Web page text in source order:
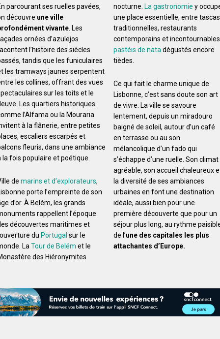
parcourant ses ruelles pavées,
découvre une ville
vivante . Les
ornées d’azulejos
l’histoire des siècles
tandis que les funiculaires
les tramways jaunes serpentent
les collines, offrant des vues
sur les toits et le
Les quartiers historiques
l’Alfama ou la Mouraria
à la flânerie, entre petites
escaliers escarpés et
fleuris, dans une ambiance
la fois populaire et poétique.
de marins et d’explorateurs,
porte l’empreinte de son
d’or. À Belém, les grands
rappellent l’époque
découvertes maritimes et
du Portugal sur le
La Tour de Belém et le
des Hiéronymites
nocturne. La gastronomie y
une place essentielle, entre tascas
traditionnelles, restaurants
contemporains et incontournables
pastéis de nata dégustés encore
tièdes.
Ce qui fait le charme unique de
Lisbonne, c’est sans doute son art
de vivre. La ville se savoure
lentement, depuis un miradouro
baigné de soleil, autour d’un café
en terrasse ou au son
mélancolique d’un fado qui
s’échappe d’une ruelle. Son climat
agréable, son accueil chaleureux
la diversité de ses ambiances
urbaines en font une destination
idéale, aussi bien pour une
première découverte que pour un
séjour plus long, au rythme
de l’une des capitales les plus
attachantes d’Europe.